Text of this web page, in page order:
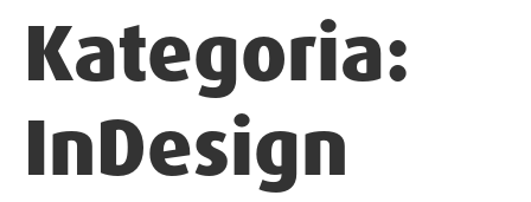
Kategoria:
InDesign